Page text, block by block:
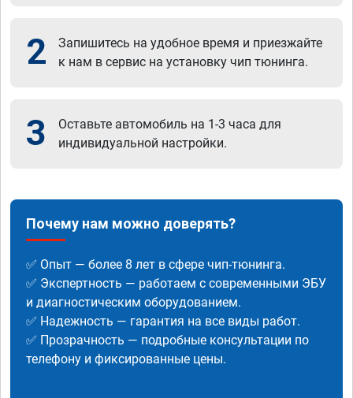
2
Запишитесь на удобное время и приезжайте
к нам в сервис на установку чип тюнинга.
3
Оставьте автомобиль на 1-3 часа для
индивидуальной настройки.
Почему нам можно доверять?
✅ Опыт — более 8 лет в сфере чип-тюнинга.
✅ Экспертность — работаем с современными ЭБУ
и диагностическим оборудованием.
✅ Надежность — гарантия на все виды работ.
✅ Прозрачность — подробные консультации по
телефону и фиксированные цены.